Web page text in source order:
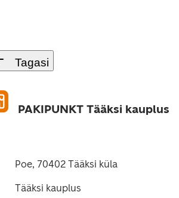
Tagasi
PAKIPUNKT Tääksi kauplus
Poe, 70402 Tääksi küla
Tääksi kauplus